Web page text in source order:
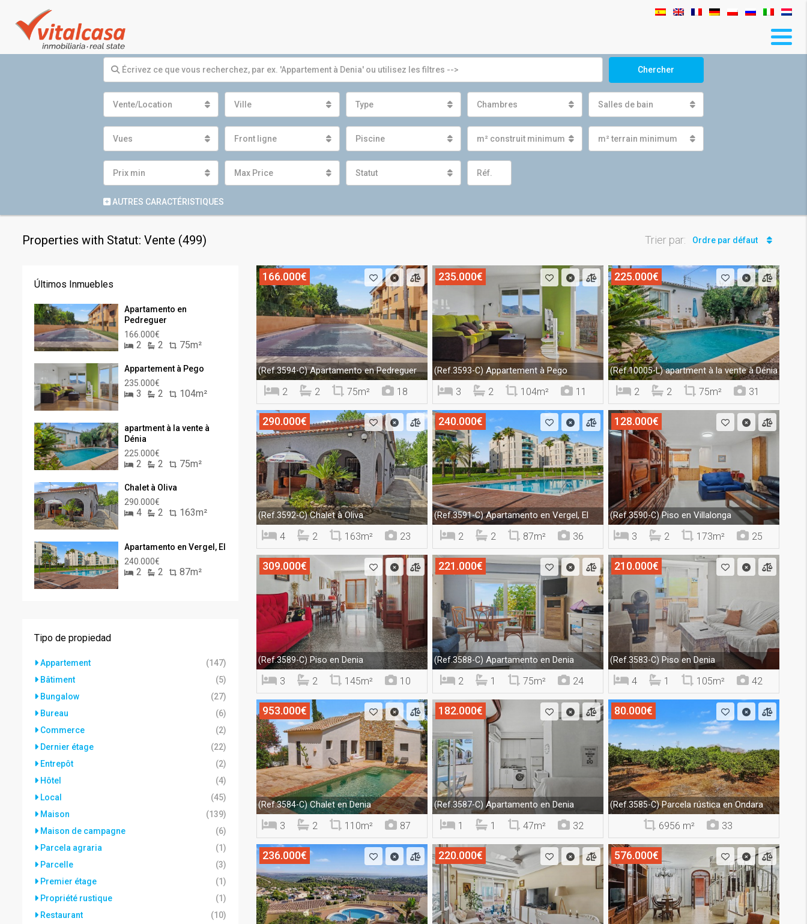
Chercher
Vente/Location Ville Type Chambres Salles de bain
Vues Front ligne Piscine m² construit minimum m² terrain minimum
Prix ​​min Max Price Statut
AUTRES CARACTÉRISTIQUES
Properties with Statut: Vente (499) Trier par: Ordre par défaut
166.000€
(Ref.3594-C)Apartamento en Pedreguer
2 2 75m² 18
235.000€
(Ref.3593-C) Appartement à Pego
3 2 104m² 11
225.000€
(Ref.10005-L)apartment à la vente à Dénia
2 2 75m² 31
290.000€
(Ref.3592-C)Chalet à Oliva
4 2 163m² 23
240.000€
(Ref.3591-C)Apartamento en Vergel, El
2 2 87m² 36
128.000€
(Ref.3590-C)Piso en Villalonga
3 2 173m² 25
309.000€
(Ref.3589-C)Piso en Denia
3 2 145m² 10
221.000€
(Ref.3588-C) Apartamento en Denia
2 1 75m² 24
210.000€
(Ref.3583-C) Piso en Denia
4 1 105m² 42
953.000€
(Ref.3584-C)Chalet en Denia
3 2 110m² 87
182.000€
(Ref.3587-C) Apartamento en Denia
1 1 47m² 32
80.000€
(Ref.3585-C)Parcela rústica en Ondara
6956 m² 33
236.000€ 220.000€ 576.000€
Últimos Inmuebles
Apartamento en
Pedreguer
166.000€
2 2 75m²
Appartement à Pego
235.000€
3 2 104m²
apartment à la vente à
Dénia
225.000€
2 2 75m²
Chalet à Oliva
290.000€
4 2 163m²
Apartamento en Vergel, El
240.000€
2 2 87m²
Tipo de propiedad
Appartement
(147)
Bâtiment
(5)
Bungalow
(27)
Bureau
(6)
Commerce
(2)
Dernier étage
(22)
Entrepôt
(2)
Hôtel
(4)
Local
(45)
Maison
(139)
Maison de campagne
(6)
Parcela agraria
(1)
Parcelle
(3)
Premier étage
(1)
Propriété rustique
(1)
Restaurant
(10)